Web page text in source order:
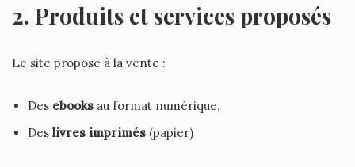
2. Produits et services proposés
Le site propose à la vente :
Des ebooks au format numérique,
Des livres imprimés (papier)